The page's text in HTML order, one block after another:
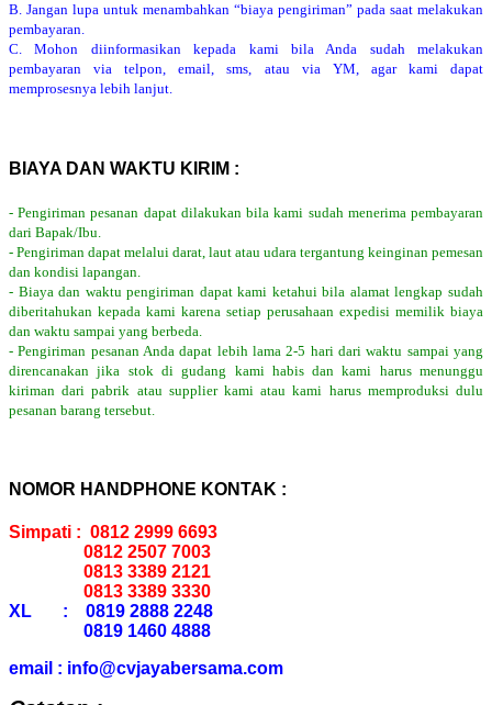
B. Jangan lupa untuk menambahkan “biaya pengiriman” pada saat melakukan
pembayaran.
C. Mohon diinformasikan kepada kami bila Anda sudah melakukan
pembayaran via telpon, email, sms, atau via YM, agar kami dapat
memprosesnya lebih lanjut.
BIAYA DAN WAKTU KIRIM :
- Pengiriman pesanan dapat dilakukan bila kami sudah menerima pembayaran
dari Bapak/Ibu.
- Pengiriman dapat melalui darat, laut atau udara tergantung keinginan pemesan
dan kondisi lapangan.
- Biaya dan waktu pengiriman dapat kami ketahui bila alamat lengkap sudah
diberitahukan kepada kami karena setiap perusahaan expedisi memilik biaya
dan waktu sampai yang berbeda.
- Pengiriman pesanan Anda dapat lebih lama 2-5 hari dari waktu sampai yang
direncanakan jika stok di gudang kami habis dan kami harus menunggu
kiriman dari pabrik atau supplier kami atau kami harus memproduksi dulu
pesanan barang tersebut.
NOMOR HANDPHONE KONTAK :
Simpati : 0812 2999 6693
0812 2507 7003
0813 3389 2121
0813 3389 3330
XL : 0819 2888 2248
0819 1460 4888
email : info@cvjayabersama.com